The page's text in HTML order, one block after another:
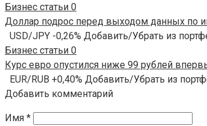
Бизнес статьи 0
Доллар подрос перед выходом данных по
USD/JPY -0,26% Добавить/Убрать из
Бизнес статьи 0
Курс евро опустился ниже 99 рублей
EUR/RUB +0,40% Добавить/Убрать из
Добавить комментарий
Имя *